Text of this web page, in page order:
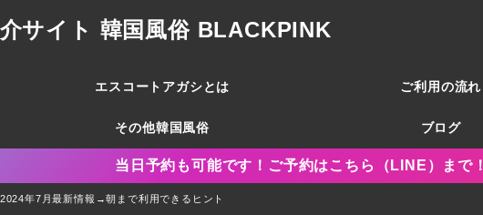
サイト 韓国風俗 BLACKPINK
エスコートアガシとは ご利用の流れ
その他韓国風俗 ブログ
当日予約も可能です！ご予約はこちら（LINE）まで！
年7月最新情報→朝まで利用できるヒント